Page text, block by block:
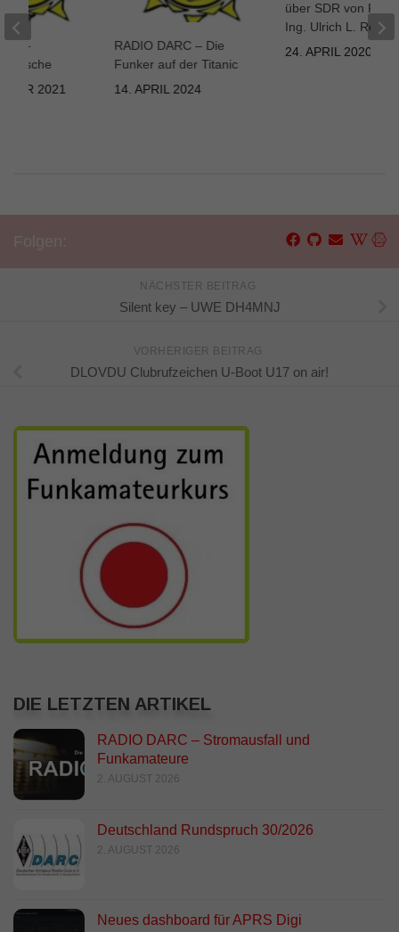
RADIO DARC – Die
Funker auf der Titanic
14. APRIL 2024
über SDR von Prof.
Ing. Ulrich L. Rohde
24. APRIL 2020
–
2021
NÄCHSTER BEITRAG
Silent key – UWE DH4MNJ
VORHERIGER BEITRAG
DLOVDU Clubrufzeichen U-Boot U17 on air!
DIE LETZTEN ARTIKEL
RADIO DARC – Stromausfall und
Funkamateure
2. AUGUST 2026
Deutschland Rundspruch 30/2026
2. AUGUST 2026
Neues dashboard für APRS Digi